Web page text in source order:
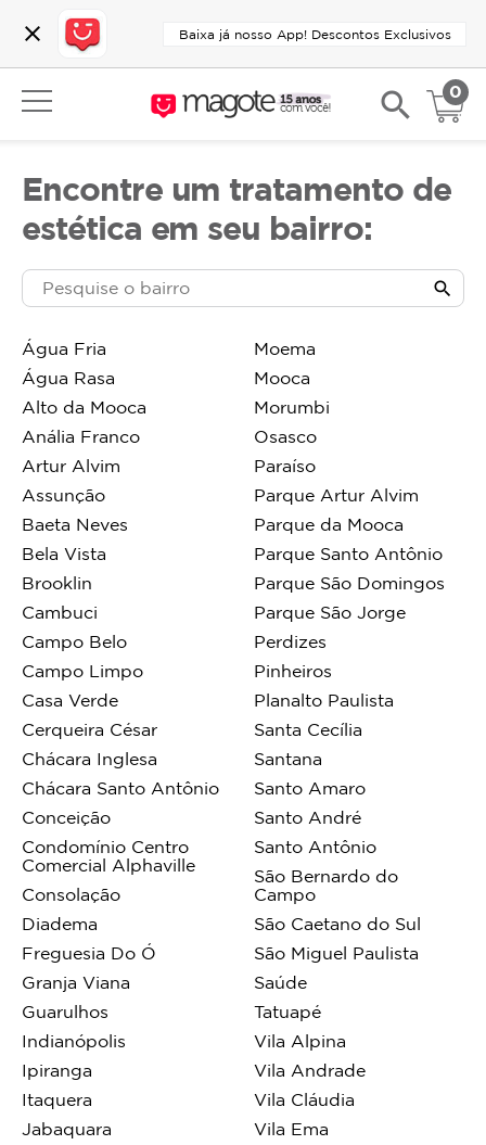
close Baixa já nosso App! Descontos Exclusivos
search 0
Encontre um tratamento de
estética em seu bairro:
search
Água Fria
Água Rasa
Alto da Mooca
Anália Franco
Artur Alvim
Assunção
Baeta Neves
Bela Vista
Brooklin
Cambuci
Campo Belo
Campo Limpo
Casa Verde
Cerqueira César
Chácara Inglesa
Chácara Santo Antônio
Conceição
Condomínio Centro
Comercial Alphaville
Consolação
Diadema
Freguesia Do Ó
Granja Viana
Guarulhos
Indianópolis
Ipiranga
Itaquera
Jabaquara
Moema
Mooca
Morumbi
Osasco
Paraíso
Parque Artur Alvim
Parque da Mooca
Parque Santo Antônio
Parque São Domingos
Parque São Jorge
Perdizes
Pinheiros
Planalto Paulista
Santa Cecília
Santana
Santo Amaro
Santo André
Santo Antônio
São Bernardo do
Campo
São Caetano do Sul
São Miguel Paulista
Saúde
Tatuapé
Vila Alpina
Vila Andrade
Vila Cláudia
Vila Ema